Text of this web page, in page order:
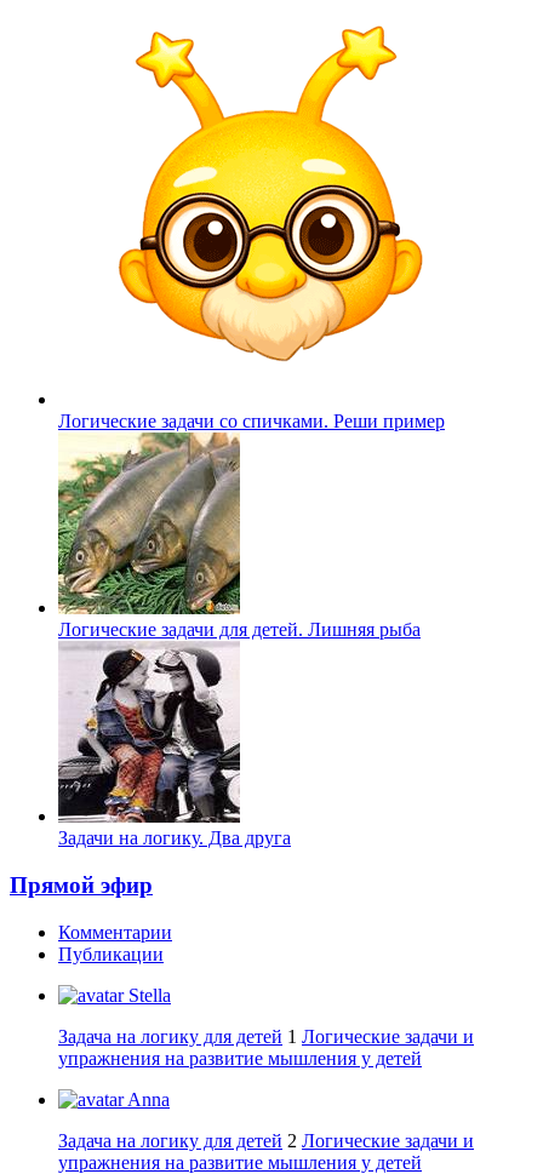
Логические задачи со спичками. Реши пример
Логические задачи для детей. Лишняя рыба
Задачи на логику. Два друга
Прямой эфир
Комментарии
Публикации
Stella
Задача на логику для детей 1 Логические задачи и
упражнения на развитие мышления у детей
Anna
Задача на логику для детей 2 Логические задачи и
упражнения на развитие мышления у детей